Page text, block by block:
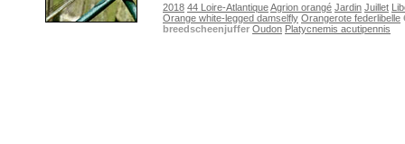
2018 44 Loire-AtlantiqueAgrion orangé Jardin Juillet
Orange white-legged damselfly Orangerote federlibelle
breedscheenjuffer Oudon Platycnemis acutipennis